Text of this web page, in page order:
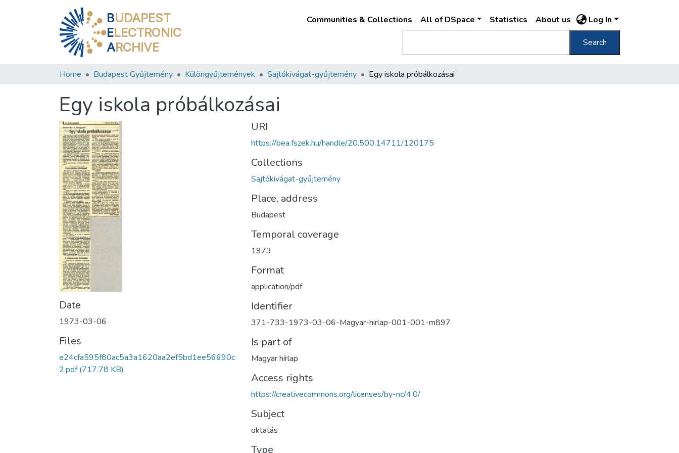
BUDAPEST
ELECTRONIC
ARCHIVE
Communities & Collections All of DSpace Statistics About us Log In
Search
Home Budapest Gyűjtemény Különgyűjtemények Sajtókivágat-gyűjtemény Egy iskola próbálkozásai
Egy iskola próbálkozásai
Date
1973-03-06
Files
e24cfa595f80ac5a3a1620aa2ef5bd1ee56690c
2.pdf(717.78 KB)
URI
https://bea.fszek.hu/handle/20.500.14711/120175
Collections
Sajtókivágat-gyűjtemény
Place, address
Budapest
Temporal coverage
1973
Format
application/pdf
Identifier
371-733-1973-03-06-Magyar-hirlap-001-001-m897
Is part of
Magyar hírlap
Access rights
https://creativecommons.org/licenses/by-nc/4.0/
Subject
oktatás
Type